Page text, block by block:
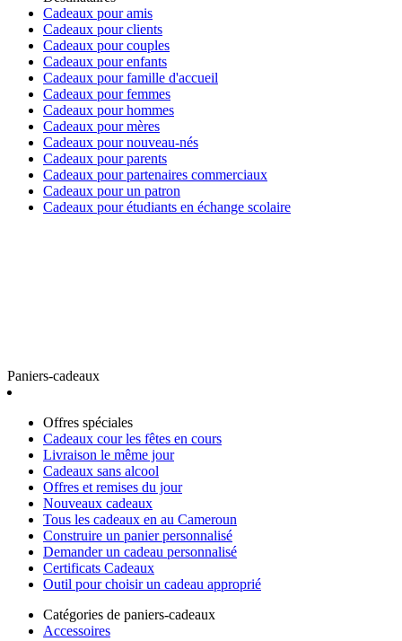
Cadeaux pour amis
Cadeaux pour clients
Cadeaux pour couples
Cadeaux pour enfants
Cadeaux pour famille d'accueil
Cadeaux pour femmes
Cadeaux pour hommes
Cadeaux pour mères
Cadeaux pour nouveau-nés
Cadeaux pour parents
Cadeaux pour partenaires commerciaux
Cadeaux pour un patron
Cadeaux pour étudiants en échange scolaire
Paniers-cadeaux
Offres spéciales
Cadeaux cour les fêtes en cours
Livraison le même jour
Cadeaux sans alcool
Offres et remises du jour
Nouveaux cadeaux
Tous les cadeaux en au Cameroun
Construire un panier personnalisé
Demander un cadeau personnalisé
Certificats Cadeaux
Outil pour choisir un cadeau approprié
Catégories de paniers-cadeaux
Accessoires